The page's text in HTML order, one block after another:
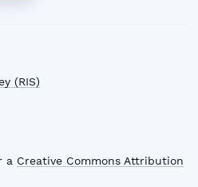
(RIS)
a Creative Commons Attribution